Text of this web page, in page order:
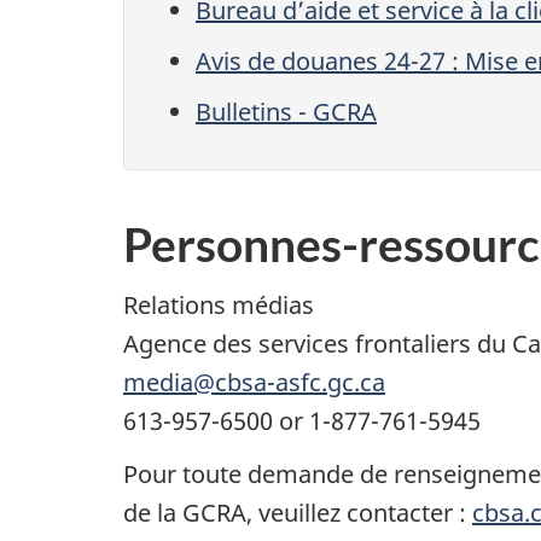
Bureau d’aide et service à la
Avis de douanes 24-27 : Mise
Bulletins - GCRA
Personnes-
Relations médias
Agence des services frontaliers du
media@cbsa-asfc.gc.ca
613-957-6500 or 1-877-761-5945
Pour toute demande de
de la GCRA, veuillez contacter :